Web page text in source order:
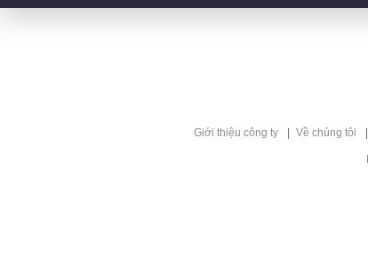
Giới thiệu công ty Về chúng tôi